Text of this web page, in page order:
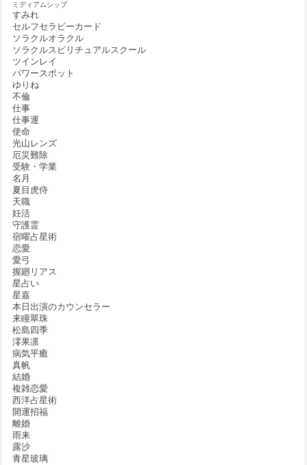
ミディアムシップ
すみれ
セルフセラピーカード
ソラクルオラクル
ソラクルスピリチュアルスクール
ツインレイ
パワースポット
ゆりね
不倫
仕事
仕事運
使命
光山レンズ
厄災難除
受験・学業
名月
夏目虎侍
天職
妊活
守護霊
宿曜占星術
恋愛
愛弓
握廻リアス
星占い
星嘉
本日出演のカウンセラー
来瞳翠珠
松島四季
澪果凛
病気平癒
真帆
結婚
複雑恋愛
西洋占星術
開運招福
離婚
雨来
露沙
青星玻璃